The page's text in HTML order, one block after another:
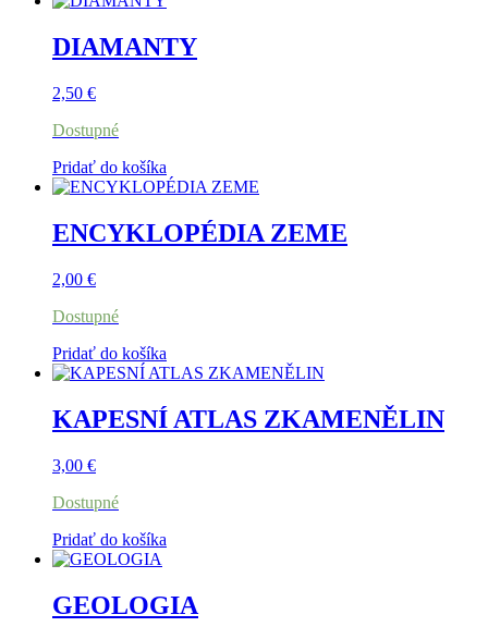
DIAMANTY
2,50 €
Dostupné
Pridať do košíka
ENCYKLOPÉDIA ZEME
2,00 €
Dostupné
Pridať do košíka
KAPESNÍ ATLAS ZKAMENĚLIN
3,00 €
Dostupné
Pridať do košíka
GEOLOGIA